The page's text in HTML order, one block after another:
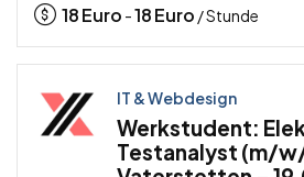
18Euro -18Euro / Stunde
IT & Webdesign
Werkstudent:
Testanalyst (m/